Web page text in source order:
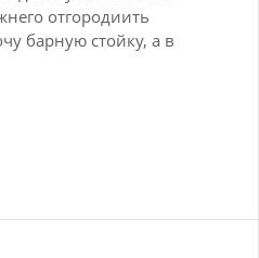
отгородиить
барную стойку, а в
или отделить. Если